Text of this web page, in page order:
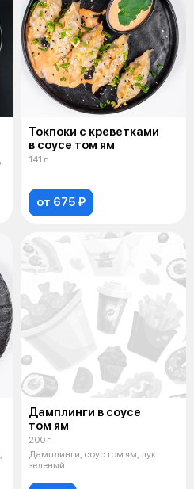
Токпоки с креветками
в соусе том ям
141 г
от 675 ₽
Дамплинги в соусе
том ям
200 г
Дамплинги, соус том ям, лук
зеленый